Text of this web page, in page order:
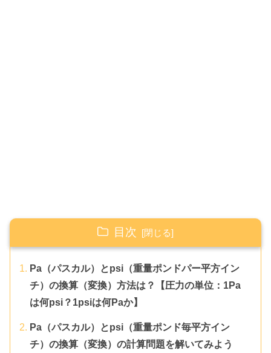
目次
Pa（パスカル）とpsi（重量ポンドパー平方イン
チ）の換算（変換）方法は？【圧力の単位：1Pa
は何psi？1psiは何Paか】
Pa（パスカル）とpsi（重量ポンド毎平方イン
チ）の換算（変換）の計算問題を解いてみよう